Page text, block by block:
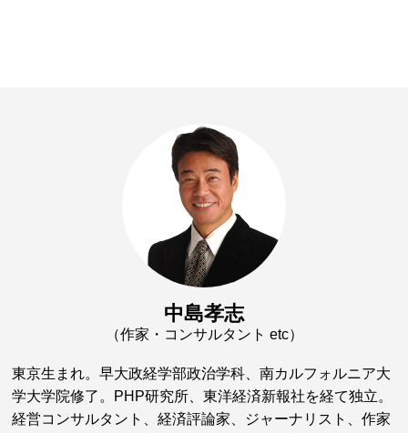
中島孝志
（作家・コンサルタント etc）
東京生まれ。早大政経学部政治学科、南カルフォルニア大
学大学院修了。PHP研究所、東洋経済新報社を経て独立。
経営コンサルタント、経済評論家、ジャーナリスト、作家